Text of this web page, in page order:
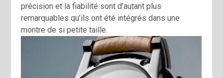
précision et la fiabilité sont d’autant plus
remarquables qu’ils ont été intégrés dans une
montre de si petite taille.